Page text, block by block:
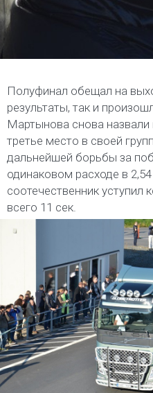
Полуфинал обещал на
результаты, так и
Мартынова снова назвали
третье место в своей
дальнейшей борьбы за
одинаковом расходе в
соотечественник уступил
всего 11 сек.